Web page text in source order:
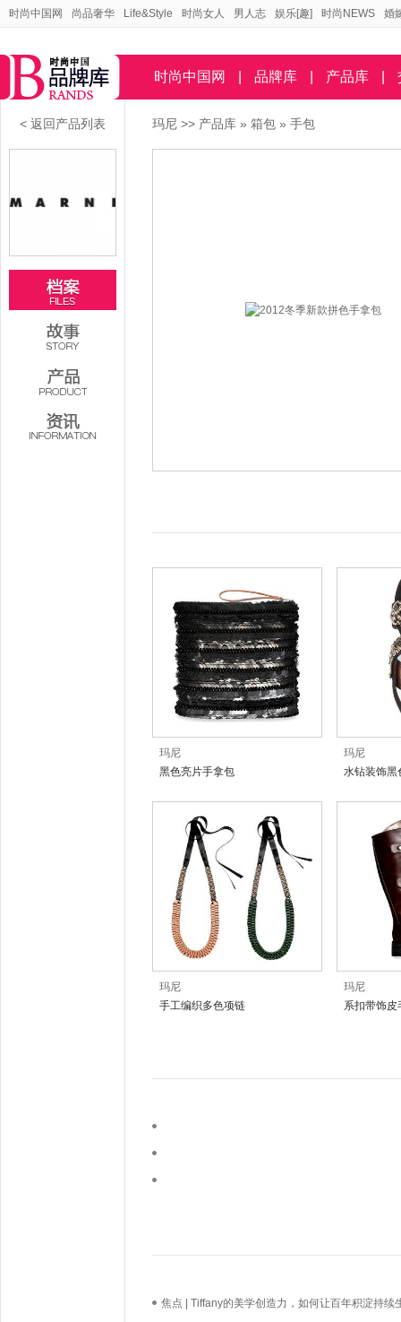
时尚中国网 尚品奢华 Life&Style 时尚女人 男人志 娱乐[趣] 时尚NEWS 婚
时尚中国网 品牌库 产品库
< 返回产品列表 玛尼 >> 产品库 » 箱包 » 手包
玛尼
黑色亮片手拿包
玛尼
水钻装饰黑
玛尼
手工编织多色项链
玛尼
系扣带饰皮
焦点 | Tiffany的美学创造力，如何让百年积淀持续